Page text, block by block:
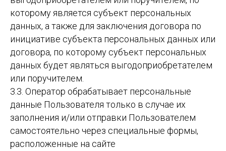
которому является субъект персональных
данных, а также для заключения договора по
инициативе субъекта персональных данных или
договора, по которому субъект персональных
данных будет являться выгодоприобретателем
или поручителем.
3.3. Оператор обрабатывает персональные
данные Пользователя только в случае их
заполнения и/или отправки Пользователем
самостоятельно через специальные формы,
расположенные на сайте